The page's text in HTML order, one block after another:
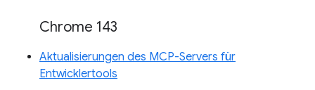
Chrome 143
Aktualisierungen des MCP-Servers für
Entwicklertools